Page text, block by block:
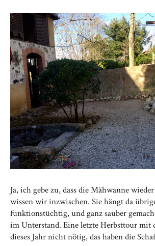
Ja, ich gebe zu, dass die Mähwanne
wissen wir inzwischen. Sie hängt da
funktionstüchtig, und ganz sauber
im Unterstand. Eine letzte Herbsttour mit
dieses Jahr nicht nötig, das haben die